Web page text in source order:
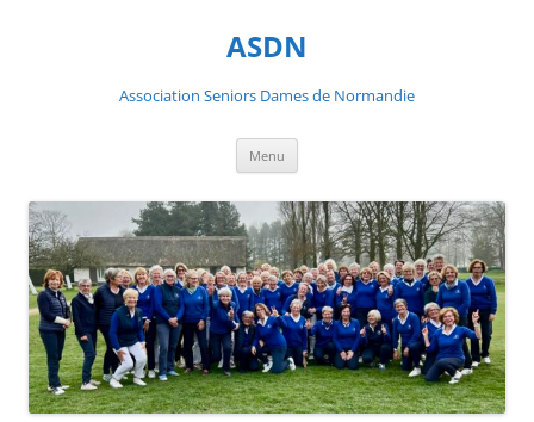
ASDN
Association Seniors Dames de Normandie
Menu